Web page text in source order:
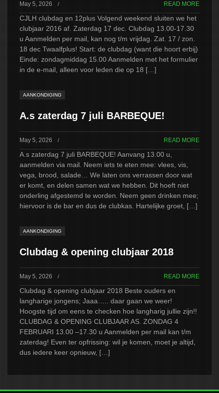
May 5, 2026 / READ MORE
CJLH clubdag en 12plus Volgend weekend sluiten we het
clubjaar 2016 af. Zaterdag 17 dec. Clubdag 13.00-17.30
u Aanmelden per mail, kan nog t/m vrijdag. Zat. 17 / zon.
18 dec Twaalfplus! Start: de clubdag (want die hoort erbij)
Einde: zondagmiddag 15.00 Aanmelden met het formulier
in de e-mail, alleen voor leden die op 18 […]
AANKONDIGING
A.s zaterdag 7 juli BARBEQUE!
May 5, 2026 / READ MORE
A.s zaterdag 7 juli BARBEQUE! Aanvang 13.00 u,
aanmelden via mail. Neem iets te eten mee: vlees, vis,
vega, brood, salade… We laten ons verrassen door wat
er komt, en delen samen wat we hebben. Dit hoeft niet
onderling afgestemd te worden. Neem geen drinken mee;
hiervoor is de bar en dus de clubkas. Hartelijke groet, […]
AANKONDIGING
Clubdag & opening clubjaar 2018
May 5, 2026 / READ MORE
Clubdag & opening clubjaar 2018 Beste ouders en
langharige jongens; Jaaa….. daar gaan we weer!
Hoogste tijd om eens te checken hoe langharig jullie zijn!!
CLUBDAG & OPENING CLUBJAAR AS. ZONDAG 4
FEBRUARI 13.00 –17.30 u Aanmelden per mail kan t/m
zaterdag! Even ter opfrissing: wil je komen, moet je altijd,
dus iedere keer opnieuw, […]